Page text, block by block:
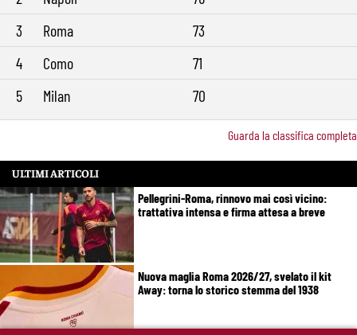
3
Roma
73
4
Como
71
5
Milan 70
Guarda la classifica completa
ULTIMI ARTICOLI
Pellegrini-Roma, rinnovo mai così vicino:
trattativa intensa e firma attesa a breve
Nuova maglia Roma 2026/27, svelato il kit
Away: torna lo storico stemma del 1938